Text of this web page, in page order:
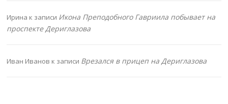
Ирина к записи Икона Преподобного Гавриила побывает на
проспекте Дериглазова
Иван Иванов к записи Врезался в прицеп на Дериглазова